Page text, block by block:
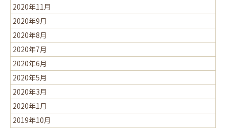
2020年11月
2020年9月
2020年8月
2020年7月
2020年6月
2020年5月
2020年3月
2020年1月
2019年10月